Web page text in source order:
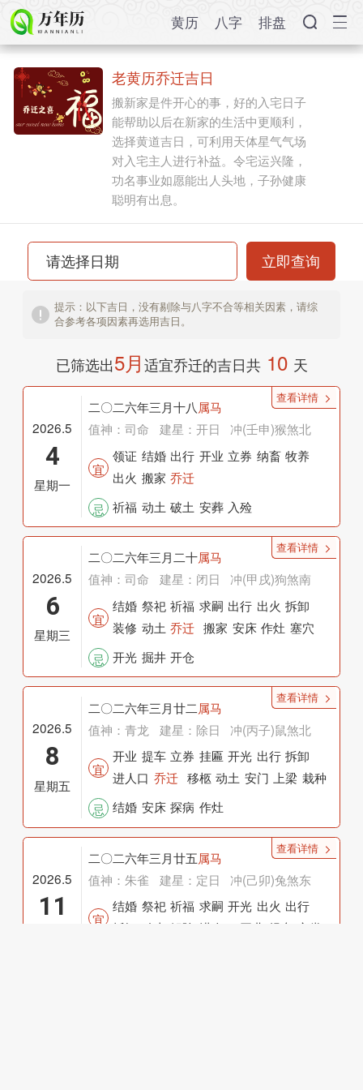
黄历 八字 排盘
老黄历乔迁吉日
搬新家是件开心的事，好的入宅日子
能帮助以后在新家的生活中更顺利，
选择黄道吉日，可利用天体星气气场
对入宅主人进行补益。令宅运兴隆，
功名事业如愿能出人头地，子孙健康
聪明有出息。
立即查询
提示：以下吉日，没有剔除与八字不合等相关因素，请综
合参考各项因素再选用吉日。
已筛选出5月 适宜乔迁的吉日共10 天
查看详情
2026.5
4
星期一
二〇二六年三月十八 属马
值神：司命
建星：开日 冲(壬申)猴煞北
宜
领证 结婚 出行 开业 立券 纳畜 牧养
出火 搬家 乔迁
忌 祈福 动土 破土 安葬 入殓
查看详情
2026.5
6
星期三
二〇二六年三月二十属马
值神：司命
建星：闭日 冲(甲戌)狗煞南
宜
结婚 祭祀 祈福 求嗣 出行 出火 拆卸
装修 动土 乔迁 搬家 安床 作灶 塞穴
栽种 破土 安葬
忌 开光 掘井 开仓
查看详情
2026.5
8
星期五
二〇二六年三月廿二属马
值神：青龙
建星：除日 冲(丙子)鼠煞北
宜
开业 提车 立券 挂匾 开光 出行 拆卸
进人口 乔迁 移柩 动土 安门 上梁 栽种
破土 修坟 安葬
忌 结婚 安床 探病 作灶
查看详情
2026.5
11
二〇二六年三月廿五属马
值神：朱雀
建星：定日 冲(己卯)兔煞东
宜
结婚 祭祀 祈福 求嗣 开光 出火 出行
拆卸
动土 解除 进人口 开业 提车
立券